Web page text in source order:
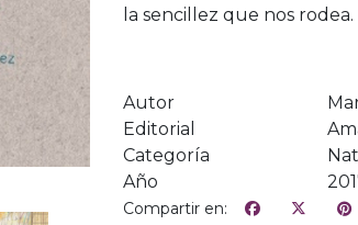
la sencillez que nos rodea.
Autor
Editorial
Categoría
Año
Compartir en: